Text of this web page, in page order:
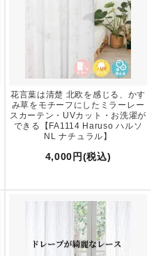
花言葉は清楚 北欧を感じる、かす
み草をモチーフにしたミラーレー
スカーテン・UVカット・お洗濯が
できる【FA1114 Haruso ハルソ
NL ナチュラル】
4,000円(税込)